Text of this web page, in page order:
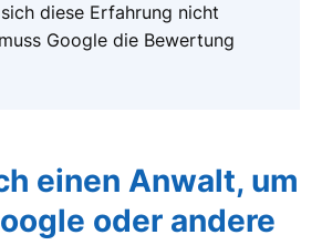
diese Erfahrung nicht
Google die Bewertung
einen Anwalt, um
oder andere